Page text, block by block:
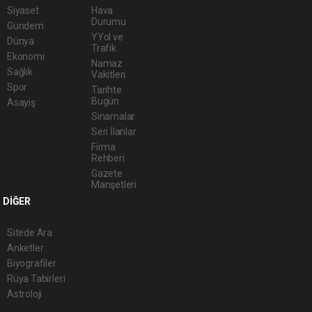
Siyaset
Gündem
Dünya
Ekonomi
Sağlık
Spor
Asayiş
Hava
Durumu
YYol ve
Trafik
Namaz
Vakitleri
Tarihte
Bugün
Sinamalar
Seri İlanlar
Firma
Rehberi
Gazete
Manşetleri
DİĞER
Sitede Ara
Anketler
Biyografiler
Rüya Tabirleri
Astroloji